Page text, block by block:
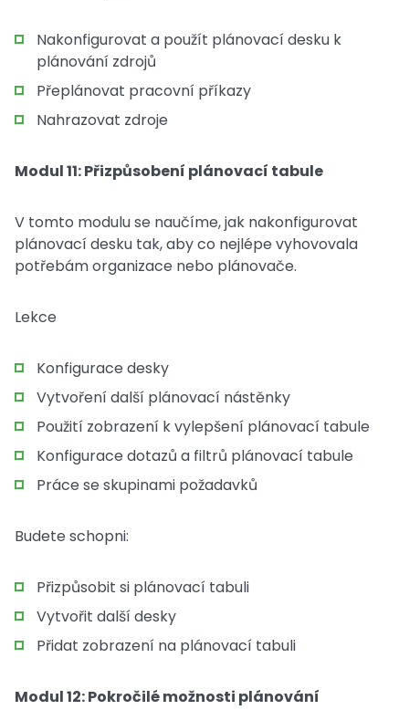
Nakonfigurovat a použít plánovací desku k
plánování zdrojů
Přeplánovat pracovní příkazy
Nahrazovat zdroje
Modul 11: Přizpůsobení plánovací tabule
V tomto modulu se naučíme, jak nakonfigurovat
plánovací desku tak, aby co nejlépe vyhovovala
potřebám organizace nebo plánovače.
Lekce
Konfigurace desky
Vytvoření další plánovací nástěnky
Použití zobrazení k vylepšení plánovací tabule
Konfigurace dotazů a filtrů plánovací tabule
Práce se skupinami požadavků
Budete schopni:
Přizpůsobit si plánovací tabuli
Vytvořit další desky
Přidat zobrazení na plánovací tabuli
Modul 12: Pokročilé možnosti plánování